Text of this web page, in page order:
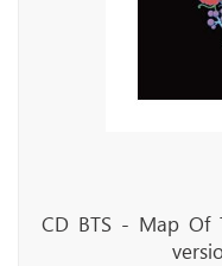
CD BTS - Map Of